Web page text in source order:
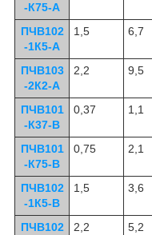
-К75-А
ПЧВ102
-1К5-А
1,5 6,7
ПЧВ103
-2К2-А
2,2 9,5
ПЧВ101
-К37-В
0,37 1,1
ПЧВ101
-К75-В
0,75 2,1
ПЧВ102
-1К5-В
1,5 3,6
ПЧВ102
2,2 5,2